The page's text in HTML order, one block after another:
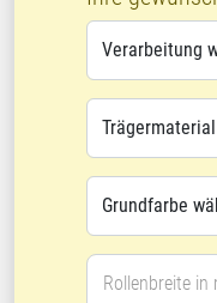
Rollenbreite in